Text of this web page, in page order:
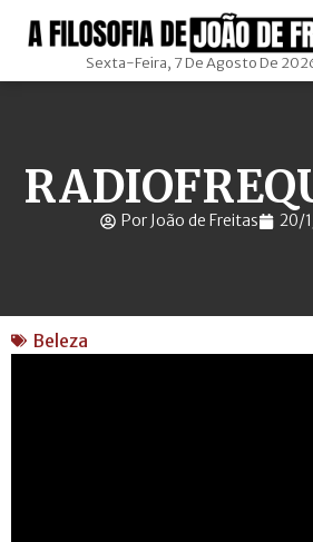
Sexta-Feira, 7 De Agosto De
Por João de Freitas 20/
Beleza